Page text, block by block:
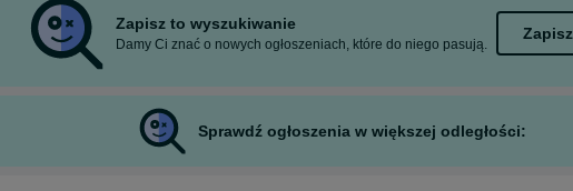
Zapisz to wyszukiwanie
Damy Ci znać o nowych ogłoszeniach, które do niego pasują.
Zapisz
Sprawdź ogłoszenia w większej odległości: